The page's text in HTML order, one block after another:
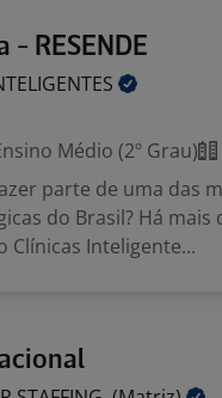
- RESENDE
Médio (2º Grau)
parte de uma das
do Brasil? Há mais
Clínicas Inteligente...